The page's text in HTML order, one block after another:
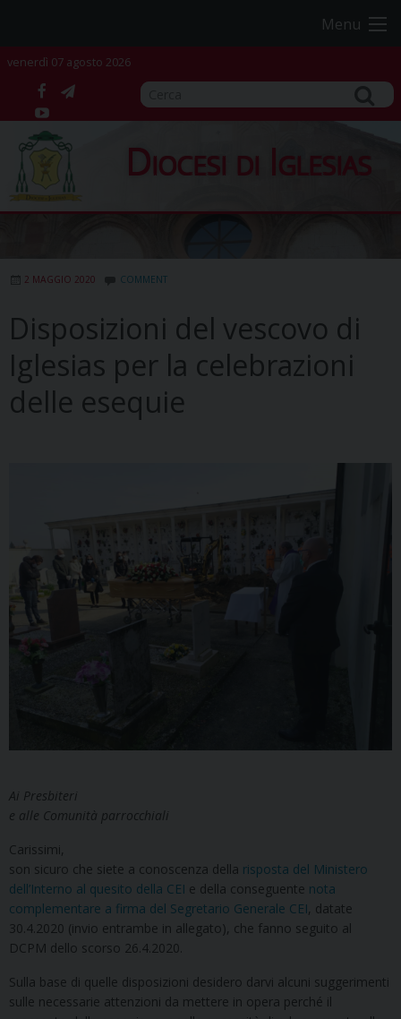
content
Menu
venerdì 07 agosto 2026
facebook
telegram
YouTube
Diocesi di Iglesias
2 MAGGIO 2020 COMMENT
Disposizioni del vescovo di
Iglesias per la celebrazioni
delle esequie
Ai Presbiteri
e alle Comunità parrocchiali
Carissimi,
son sicuro che siete a conoscenza della risposta del Ministero
dell’Interno al quesito della CEI e della conseguente nota
complementare a firma del Segretario Generale CEI, datate
30.4.2020 (invio entrambe in allegato), che fanno seguito al
DCPM dello scorso 26.4.2020.
Sulla base di quelle disposizioni desidero darvi alcuni suggerimenti
sulle necessarie attenzioni da mettere in opera perché il